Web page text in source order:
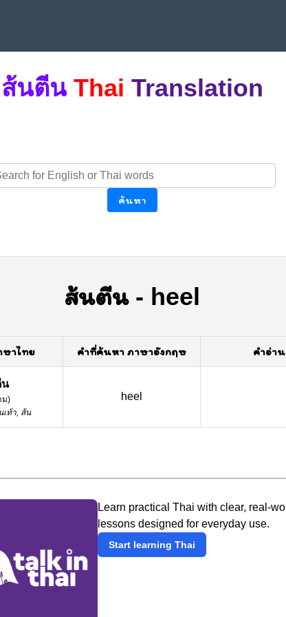
ส้นตีน Thai Translation
ค้นหา
ส้นตีน- heel
ษาไทย คำที่ค้นหา ภาษาอังกฤษ คำอ่าน
น
ม)
เท้า, ส้น
heel
Learn practical Thai with clear, real-
lessons designed for everyday use.
Start learning Thai